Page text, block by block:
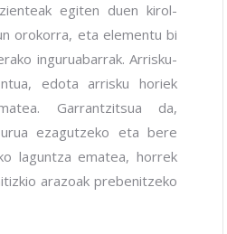
egiten duen kirol-
orokorra, eta elementu bi
inguruabarrak. Arrisku-
edota arrisku horiek
Garrantzitsua da,
ezagutzeko eta bere
laguntza ematea, horrek
arazoak prebenitzeko